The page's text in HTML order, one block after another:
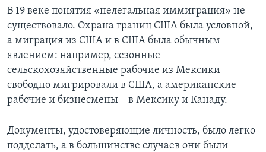
В 19 веке понятия «нелегальная иммиграция» не
существовало. Охрана границ США была условной,
а миграция из США и в США была обычным
явлением: например, сезонные
сельскохозяйственные рабочие из Мексики
свободно мигрировали в США, а американские
рабочие и бизнесмены – в Мексику и Канаду.
Документы, удостоверяющие личность, было легко
подделать, а в большинстве случаев они были